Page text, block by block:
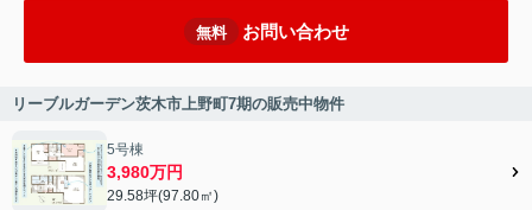
無料 お問い合わせ
リーブルガーデン茨木市上野町7期の販売中物件
5号棟
3,980万円
29.58坪(97.80㎡)